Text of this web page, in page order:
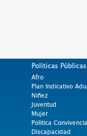
Políticas Públicas
Afro
Plan Indicativo
Niñez
Juventud
Mujer
Politica
Discapacidad